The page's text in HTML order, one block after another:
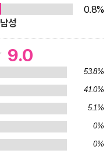
0.8%
남성
9.0
53.8%
41.0%
5.1%
0%
0%